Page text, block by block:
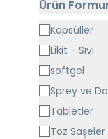
Hyaluronik
Koenzim Q10
Kolajen
Ürün
Kapsüller
Likit - Sıvı
softgel
Sprey ve
Tabletler
Toz Saşeler